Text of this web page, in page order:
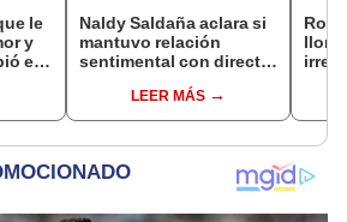
le
y
el
Naldy Saldaña aclara si
mantuvo relación
sentimental con director
denunciarlo por
tocamientos: “Me
LEER MÁS
llora
paz,